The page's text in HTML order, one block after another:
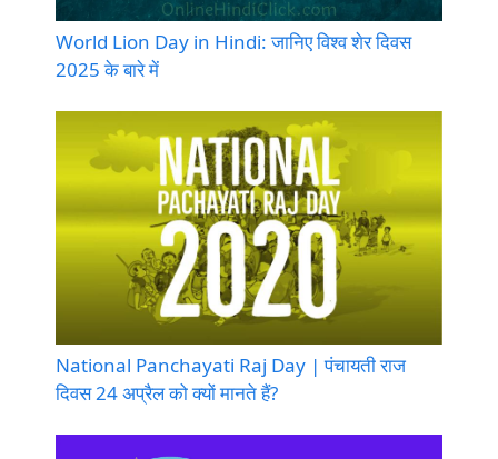
World Lion Day in Hindi: जानिए विश्व शेर दिवस
2025 के बारे में
National Panchayati Raj Day | पंचायती राज
दिवस 24 अप्रैल को क्यों मानते हैं?